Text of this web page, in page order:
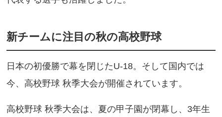
新チームに注目の秋の高校野球
日本の初優勝で幕を閉じたU-18。そして国内では
今、高校野球 秋季大会が開催されています。
高校野球 秋季大会は、夏の甲子園が閉幕し、3年生